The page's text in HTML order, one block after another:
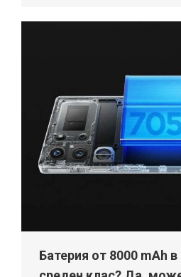
Батерия от 8000 mAh